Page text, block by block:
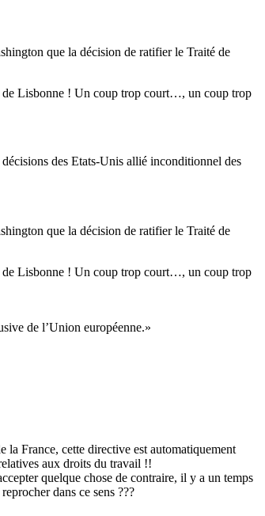
que la décision de ratifier le Traité de
de Lisbonne ! Un coup trop court…, un coup trop
des Etats-Unis allié inconditionnel des
que la décision de ratifier le Traité de
de Lisbonne ! Un coup trop court…, un coup trop
de l’Union européenne.»
la France, cette directive est automatiquement
aux droits du travail !!
quelque chose de contraire, il y a un temps
dans ce sens ???